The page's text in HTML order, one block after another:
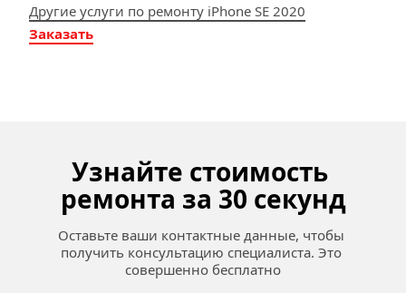
Другие услуги по ремонту iPhone SE 2020
Заказать
Узнайте стоимость
ремонта за 30 секунд
Оставьте ваши контактные данные, чтобы
получить консультацию специалиста. Это
совершенно бесплатно